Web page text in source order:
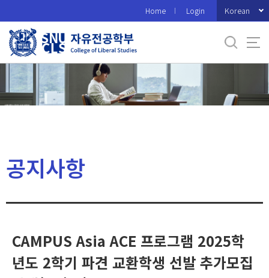
로
메
Home Login Korean
공지사항
CAMPUS Asia ACE 프로그램 2025학
년도 2학기 파견 교환학생 선발 추가모집